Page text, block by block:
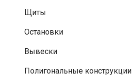
Щиты
Остановки
Вывески
Полигональные конструкции